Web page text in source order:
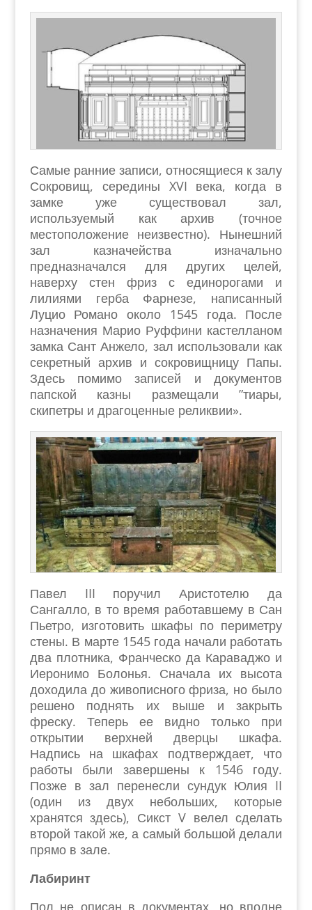
Самые ранние записи, относящиеся к залу
Сокровищ, середины XVI века, когда в
замке уже существовал зал,
используемый как архив (точное
местоположение неизвестно). Нынешний
зал казначейства изначально
предназначался для других целей,
наверху стен фриз с единорогами и
лилиями герба Фарнезе, написанный
Луцио Романо около 1545 года. После
назначения Марио Руффини кастелланом
замка Сант Анжело, зал использовали как
секретный архив и сокровищницу Папы.
Здесь помимо записей и документов
папской казны размещали ”тиары,
скипетры и драгоценные реликвии».
Павел III поручил Аристотелю да
Сангалло, в то время работавшему в Сан
Пьетро, изготовить шкафы по периметру
стены. В марте 1545 года начали работать
два плотника, Франческо да Караваджо и
Иеронимо Болонья. Сначала их высота
доходила до живописного фриза, но было
решено поднять их выше и закрыть
фреску. Теперь ее видно только при
открытии верхней дверцы шкафа.
Надпись на шкафах подтверждает, что
работы были завершены к 1546 году.
Позже в зал перенесли сундук Юлия II
(один из двух небольших, которые
хранятся здесь), Сикст V велел сделать
второй такой же, а самый большой делали
прямо в зале.
Лабиринт
Пол не описан в документах, но вполне